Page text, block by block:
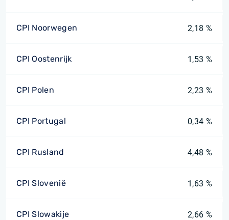
CPI Noorwegen 2,18 %
CPI Oostenrijk 1,53 %
CPI Polen 2,23 %
CPI Portugal 0,34 %
CPI Rusland 4,48 %
CPI Slovenië 1,63 %
CPI Slowakije 2,66 %